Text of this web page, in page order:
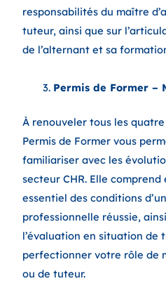
responsabilités du maître
tuteur, ainsi que sur
de l’alternant et sa
Permis de Former –
À renouveler tous les
Permis de Former vous
familiariser avec les
secteur CHR. Elle
essentiel des conditions
professionnelle réussie,
l’évaluation en situation de
perfectionner votre rôle de
ou de tuteur.